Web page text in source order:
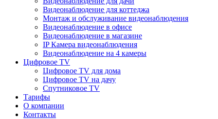
Видеонаблюдение для коттеджа
Монтаж и обслуживание видеонаблюдения
Видеонаблюдение в офисе
Видеонаблюдение в магазине
IP Камера видеонаблюдения
Видеонаблюдение на 4 камеры
Цифровое TV
Цифровое TV для дома
Цифровое TV на дачу
Спутниковое TV
Тарифы
О компании
Контакты